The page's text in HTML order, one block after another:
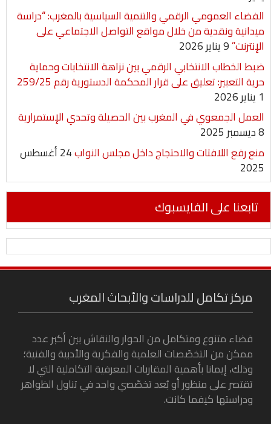
الفضاء العمومي الرقمي والتنمية السياسية بالمغرب: “دراسة
ميدانية ونقدية من خلال مواقع التواصل الاجتماعي على
الإنترنت”9 يناير 2026
ضبط الخطاب الانتخابي الرقمي بين نزاهة الانتخابات وحماية
حرية التعبير: تعليق على قرار المحكمة الدستورية رقم 259/25
1 يناير 2026
العمل الجمعوي في المغرب بين الحصيلة وتحدي الإستمرارية
8 ديسمبر 2025
منع رفع اللافتات والاحتجاج داخل مجلس النواب
24 أغسطس
2025
تابعنا على الفايسبوك
مركز تكامل للدراسات والأبحاث المغرب
فضاء متنوع ومتكامل من الحوار والنقاش بين أكبر عدد
ممكن من التخصّصات العلمية والفكرية والأدبية والفنية؛
وذلك، إيمانا بأهمية المقاربات المعرفية التكاملية التي لا
تقتصر على منظور أو بُعد تخصّصي واحد في تناول الظواهر
ودراستها كيفما كانت.